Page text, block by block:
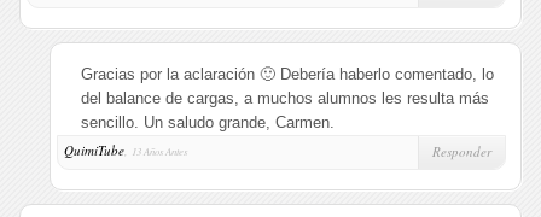
Gracias por la aclaración 🙂 Debería haberlo comentado, lo
del balance de cargas, a muchos alumnos les resulta más
sencillo. Un saludo grande, Carmen.
QuimiTube, 13 Años Antes Responder